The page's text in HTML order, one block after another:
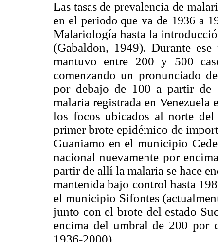
Las tasas de prevalencia de
en el periodo que va de 1936 a
Malariología hasta la
(Gabaldon, 1949). Durante
mantuvo entre 200 y 500
comenzando un pronunciado
por debajo de 100 a partir de
malaria registrada en Venezuela
los focos ubicados al norte
primer brote epidémico de
Guaniamo en el municipio
nacional nuevamente por
partir de allí la malaria se hace
mantenida bajo control hasta
el municipio Sifontes
junto con el brote del estado
encima del umbral de 200 por
1936-2000).